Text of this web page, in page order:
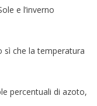
e l’inverno
sì che la temperatura
percentuali di azoto,